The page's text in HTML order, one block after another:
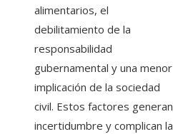
alimentarios, el
debilitamiento de la
responsabilidad
gubernamental y una menor
implicación de la sociedad
civil. Estos factores generan
incertidumbre y complican la